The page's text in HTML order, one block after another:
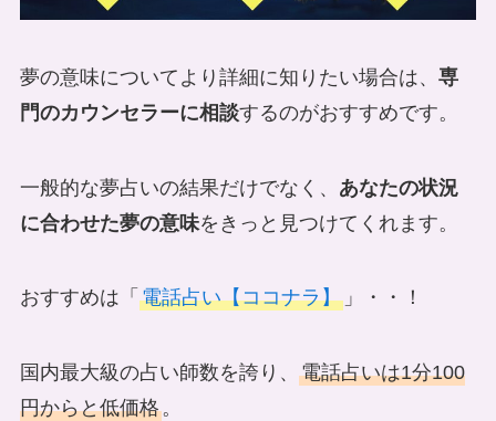
夢の意味についてより詳細に知りたい場合は、 専
門のカウンセラーに相談するのがおすすめです。
一般的な夢占いの結果だけでなく、 あなたの状況
に合わせた夢の意味をきっと見つけてくれます。
おすすめは「 電話占い【ココナラ】」・・！
国内最大級の占い師数を誇り、 電話占いは1分100
円からと低価格。